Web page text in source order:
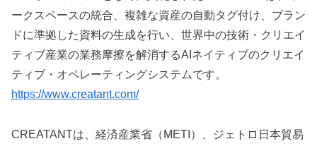
ークスペースの統合、複雑な資産の自動タグ付け、ブラン
ドに準拠した資料の生成を行い、世界中の技術・クリエイ
ティブ産業の業務摩擦を解消するAIネイティブのクリエイ
ティブ・オペレーティングシステムです。
https://www.creatant.com/
CREATANTは、経済産業省（METI）、ジェトロ日本貿易